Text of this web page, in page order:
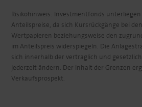
Risikohinweis: Investmentfonds unterliegen
Anteilspreise, da sich Kursrückgänge bei
Wertpapieren beziehungsweise den
im Anteilspreis widerspiegeln. Die
sich innerhalb der vertraglich und
jederzeit ändern. Der Inhalt der Grenzen
Verkaufsprospekt.